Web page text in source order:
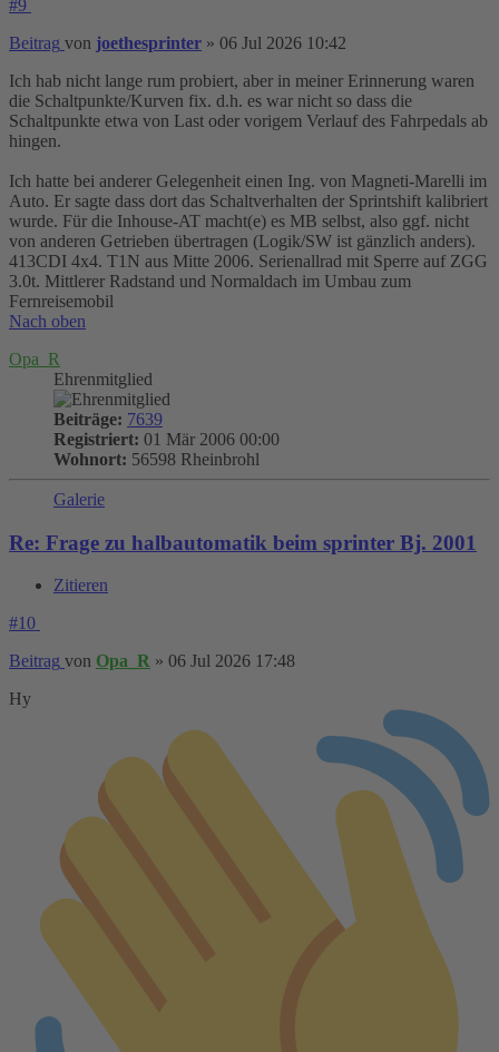
#9
Beitrag von joethesprinter » 06 Jul 2026 10:42
Ich hab nicht lange rum probiert, aber in meiner Erinnerung waren
die Schaltpunkte/Kurven fix. d.h. es war nicht so dass die
Schaltpunkte etwa von Last oder vorigem Verlauf des Fahrpedals ab
hingen.
Ich hatte bei anderer Gelegenheit einen Ing. von Magneti-Marelli im
Auto. Er sagte dass dort das Schaltverhalten der Sprintshift kalibriert
wurde. Für die Inhouse-AT macht(e) es MB selbst, also ggf. nicht
von anderen Getrieben übertragen (Logik/SW ist gänzlich anders).
413CDI 4x4. T1N aus Mitte 2006. Serienallrad mit Sperre auf ZGG
3.0t. Mittlerer Radstand und Normaldach im Umbau zum
Fernreisemobil
Nach oben
Opa_R
Ehrenmitglied
Beiträge: 7639
Registriert: 01 Mär 2006 00:00
Wohnort: 56598 Rheinbrohl
Galerie
Re: Frage zu halbautomatik beim sprinter Bj. 2001
Zitieren
#10
Beitrag von Opa_R » 06 Jul 2026 17:48
Hy